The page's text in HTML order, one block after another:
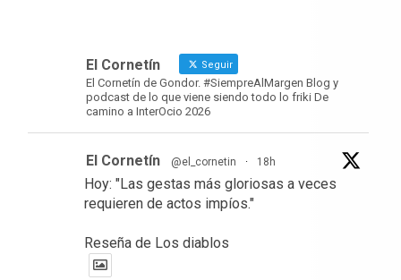
El Cornetín Seguir
El Cornetín de Gondor. #SiempreAlMargen Blog y
podcast de lo que viene siendo todo lo friki De
camino a InterOcio 2026
El Cornetín @el_cornetin · 18h
Hoy: "Las gestas más gloriosas a veces
requieren de actos impíos."
Reseña de Los diablos